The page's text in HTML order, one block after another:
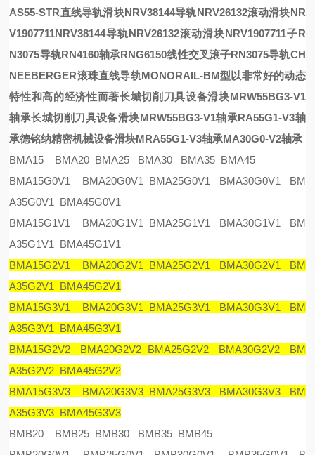
AS55-STR直线导轨滑块NRV38144导轨NRV26132滚动滑块NR
V1907711NRV38144导轨NRV26132滚动滑块NRV1907711子R
N3075导轨RN4160轴承RNG6150线性交叉滚子RN3075导轨CH
NEEBERGER滚珠直线导轨MONORAIL-BM型以非常好的动态
特性和高的经济性而著长城切削刀具设备滑块MRW55BG3-V1
轴承长城切削刀具设备滑块MRW55BG3-V1轴承RA55G1-V3轴
承德铭纳精密机械设备滑块MRA55G1-V3轴承MA30G0-V2轴承
BMA15 BMA20 BMA25 BMA30 BMA35 BMA45
BMA15G0V1 BMA20G0V1 BMA25G0V1 BMA30G0V1 BM
A35G0V1 BMA45G0V1
BMA15G1V1 BMA20G1V1 BMA25G1V1 BMA30G1V1 BM
A35G1V1 BMA45G1V1
BMA15G2V1 BMA20G2V1 BMA25G2V1 BMA30G2V1 BM
A35G2V1 BMA45G2V1
BMA15G3V1 BMA20G3V1 BMA25G3V1 BMA30G3V1 BM
A35G3V1 BMA45G3V1
BMA15G2V2 BMA20G2V2 BMA25G2V2 BMA30G2V2 BM
A35G2V2 BMA45G2V2
BMA15G3V3 BMA20G3V3 BMA25G3V3 BMA30G3V3 BM
A35G3V3 BMA45G3V3
BMB20 BMB25 BMB30 BMB35 BMB45